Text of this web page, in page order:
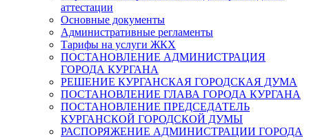
аттестации
Основные документы
Административные регламенты
Тарифы на услуги ЖКХ
ПОСТАНОВЛЕНИЕ АДМИНИСТРАЦИЯ
ГОРОДА КУРГАНА
РЕШЕНИЕ КУРГАНСКАЯ ГОРОДСКАЯ ДУМА
ПОСТАНОВЛЕНИЕ ГЛАВА ГОРОДА КУРГАНА
ПОСТАНОВЛЕНИЕ ПРЕДСЕДАТЕЛЬ
КУРГАНСКОЙ ГОРОДСКОЙ ДУМЫ
РАСПОРЯЖЕНИЕ АДМИНИСТРАЦИИ ГОРОДА